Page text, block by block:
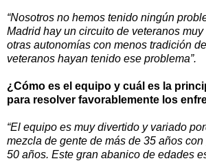
“Nosotros no hemos tenido ningún
Madrid hay un circuito de veteranos
otras autonomías con menos tradición
veteranos hayan tenido ese problema”.
¿Cómo es el equipo y cuál es la
para resolver favorablemente los
“El equipo es muy divertido y variado
mezcla de gente de más de 35 años
50 años. Este gran abanico de edades